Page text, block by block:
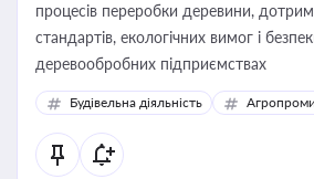
процесів переробки деревини,
стандартів, екологічних вимог і
деревообробних підприємствах
Будівельна діяльність